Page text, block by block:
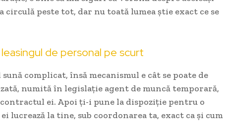
peste tot, dar nu toată lumea știe exact ce se
de personal pe scurt
complicat, însă mecanismul e cât se poate de
numită în legislație agent de muncă temporară,
contractul ei. Apoi ți-i pune la dispoziție pentru o
lucrează la tine, sub coordonarea ta, exact ca și cum